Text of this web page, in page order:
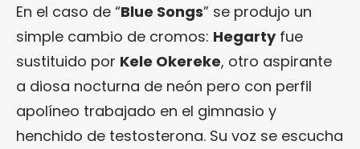
En el caso de “Blue Songs” se produjo un
simple cambio de cromos: Hegartyfue
sustituido por Kele Okereke, otro aspirante
a diosa nocturna de neón pero con perfil
apolíneo trabajado en el gimnasio y
henchido de testosterona. Su voz se escucha